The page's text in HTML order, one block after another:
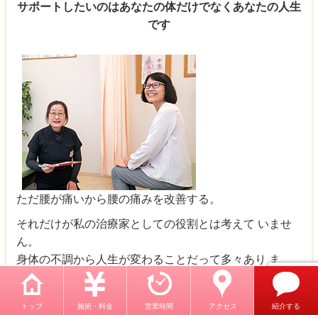
トップ 施術・料金 営業時間 アクセス 紹介する
サポートしたいのはあなたの体だけでなくあなたの人生
です
ただ腰が痛いから腰の痛みを改善する。
それだけが私の治療家としての役割とは考えて いませ
ん。
身体の不調から人生が変わることだって多々あり ま
す。
私がサポートしたいのはあなたの身体だけでなく 人生